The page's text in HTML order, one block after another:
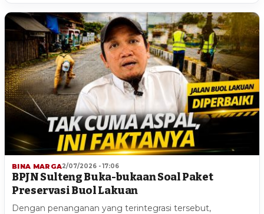
BINA MARGA2/07/2026 - 17:06
BPJN Sulteng Buka-bukaan Soal Paket
Preservasi Buol Lakuan
Dengan penanganan yang terintegrasi tersebut,